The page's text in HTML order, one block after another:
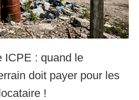
ICPE : quand le
doit payer pour les
!